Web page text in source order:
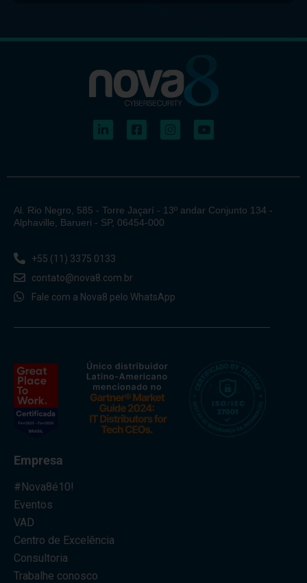
Al. Rio Negro, 585 - Torre Jaçarí - 13º andar Conjunto 134 -
Alphaville, Barueri - SP, 06454-000
+55 (11) 3375 0133
contato@nova8.com.br
Fale com a Nova8 pelo WhatsApp
Empresa
#Nova8é10!
Eventos
VAD
Centro de Excelência
Consultoria
Trabalhe conosco